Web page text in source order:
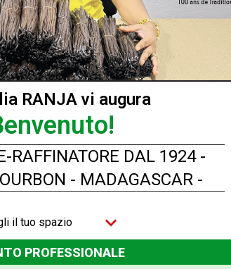
rappresentazione, uso o modifica, da
senza aver ottenuto la previa
falsificazione conformemente alle
band organizzata, le sanzioni sono
tramite Secure Socket Layer (SSL),
ultime tecnologie.
RANJA vi augura
- MADAGASCAR -
RAFFINATORE DAL 1924 -
il tuo spazio
PROFESSIONALE